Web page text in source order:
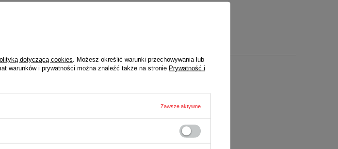
3 LATA
dotyczącą cookies . Możesz określić warunki przechowywania lub
warunków i prywatności można znaleźć także na stronie Prywatność i
Zawsze aktywne